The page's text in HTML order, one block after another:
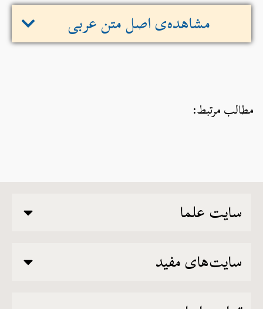
مشاهده‌ی اصل متن عربی
مطالب مرتبط:
سایت علما
سایت‌های مفید